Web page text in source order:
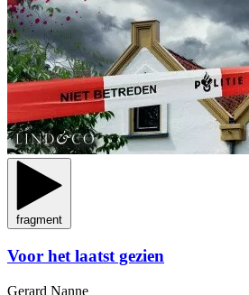
fragment
Voor het laatst gezien
Gerard Nanne